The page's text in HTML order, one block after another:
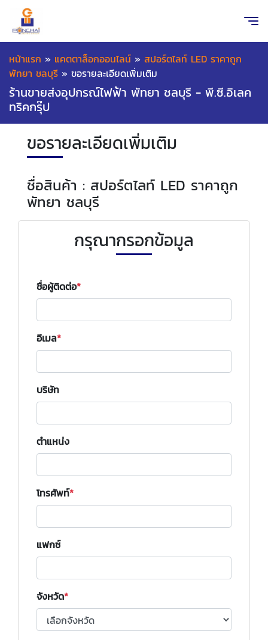
หน้าแรก » แคตตาล็อกออนไลน์ » สปอร์ตไลท์ LED ราคาถูก
พัทยา ชลบุรี » ขอรายละเอียดเพิ่มเติม
ร้านขายส่งอุปกรณ์ไฟฟ้า พัทยา ชลบุรี - พี.ซี.อิเลค
ทริคกรุ๊ป
ขอรายละเอียดเพิ่มเติม
ชื่อสินค้า : สปอร์ตไลท์ LED ราคาถูก
พัทยา ชลบุรี
กรุณากรอกข้อมูล
ชื่อผู้ติดต่อ
อีเมล
บริษัท
ตำแหน่ง
โทรศัพท์
แฟกซ์
จังหวัด